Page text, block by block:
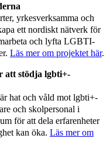
yrkesverksamma och
ett nordiskt nätverk för
och lyfta LGBTI-
Läs mer om projektet här.
att stödja lgbti+-
hat och våld mot lgbti+-
och skolpersonal i
för att dela erfarenheter
kan öka. Läs mer om